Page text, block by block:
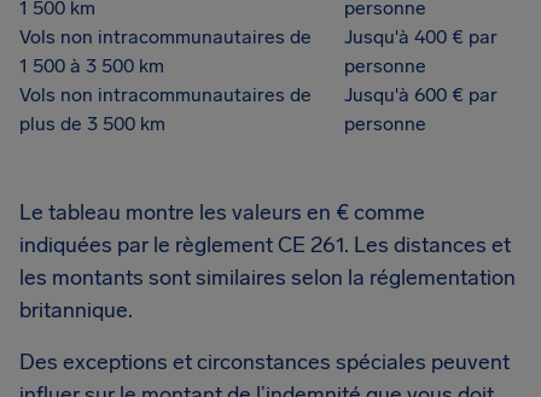
1 500 km
personne
Vols non intracommunautaires de
1 500 à 3 500 km
Jusqu'à 400 € par
personne
Vols non intracommunautaires de
plus de 3 500 km
Jusqu'à 600 € par
personne
Le tableau montre les valeurs en € comme
indiquées par le règlement CE 261. Les distances et
les montants sont similaires selon la réglementation
britannique.
Des exceptions et circonstances spéciales peuvent